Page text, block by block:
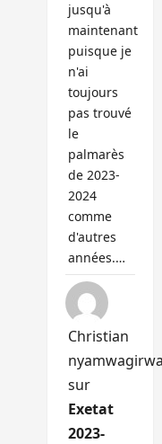
jusqu'à
maintenant
puisque je
n'ai
toujours
pas trouvé
le
palmarès
de 2023-
2024
comme
d'autres
années.…
Christian
sur
Exetat
2023-